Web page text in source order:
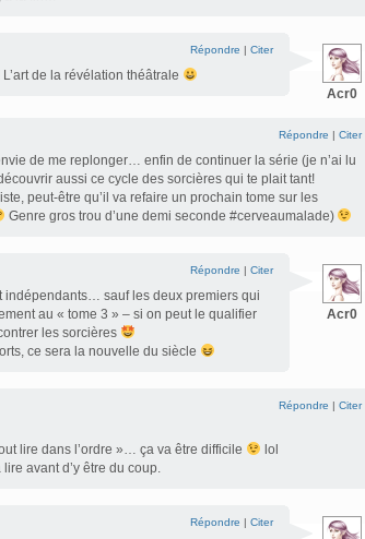
Acr0
Répondre | Citer
de la révélation théâtrale
Répondre | Citer
de me replonger… enfin de continuer la série (je n’ai lu
aussi ce cycle des sorcières qui te plait tant!
peut-être qu’il va refaire un prochain tome sur les
Genre gros trou d’une demi seconde #cerveaumalade)
Acr0
Répondre | Citer
indépendants… sauf les deux premiers qui
au « tome 3 » – si on peut le qualifier
les sorcières
ce sera la nouvelle du siècle
Répondre | Citer
lire dans l’ordre »… ça va être difficile
lol
avant d’y être du coup.
Répondre | Citer